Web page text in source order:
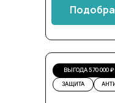
ВЫГОДА 570 000 ₽
ЗАЩИТА